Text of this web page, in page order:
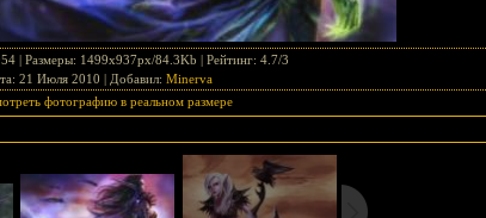
| Размеры: 1499x937px/84.3Kb | Рейтинг: 4.7/3
: 21 Июля 2010 | Добавил: Minerva
фотографию в реальном размере